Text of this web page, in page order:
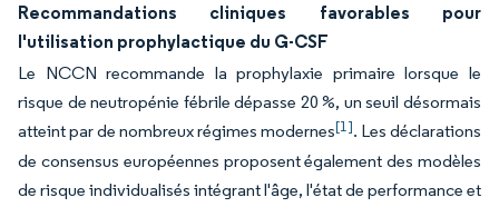
Recommandations cliniques favorables pour
l'utilisation prophylactique du G-CSF
Le NCCN recommande la prophylaxie primaire lorsque le
risque de neutropénie fébrile dépasse 20 %, un seuil désormais
atteint par de nombreux régimes modernes[1]. Les déclarations
de consensus européennes proposent également des modèles
de risque individualisés intégrant l'âge, l'état de performance et